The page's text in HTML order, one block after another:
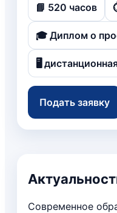
📘 520 часов
🎓 Диплом о
🖥️
Подать заявку
Современное